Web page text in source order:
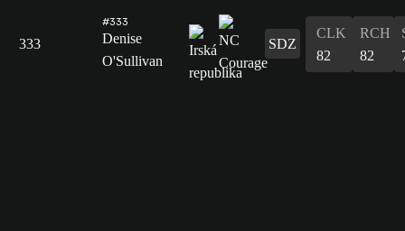
333
#333
Denise
O'Sullivan
SDZ
CLK
82
RCH
82